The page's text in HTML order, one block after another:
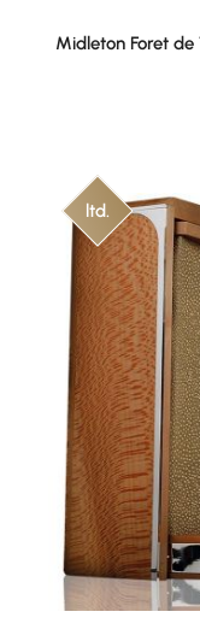
Midleton Foret de
ltd.